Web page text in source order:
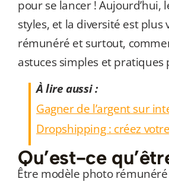
pour se lancer ! Aujourd’hui,
styles, et la diversité est
rémunéré et surtout,
astuces simples et
À lire aussi :
Gagner de l’argent sur
Dropshipping : créez
Qu’est-ce
Être modèle photo